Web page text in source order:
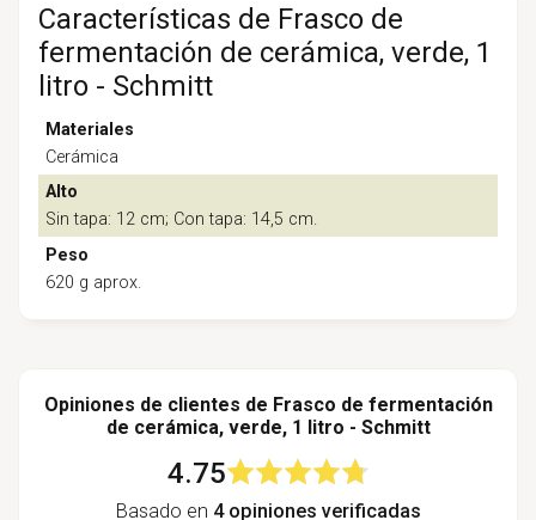
Características de Frasco de
fermentación de cerámica, verde, 1
litro - Schmitt
Materiales
Cerámica
Alto
Sin tapa: 12 cm; Con tapa: 14,5 cm.
Peso
620 g aprox.
Opiniones de clientes de Frasco de fermentación
de cerámica, verde, 1 litro - Schmitt
4.75
Basado en 4 opiniones verificadas